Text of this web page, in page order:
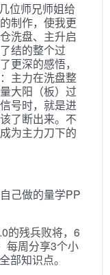
位师兄师姐给
制作，使我更
洗盘、主升启
结的整个过
更深的感悟，
主力在洗盘整
大阳（板）过
号时，就是进
了断出来。不
为主力刀下的
己做的量学PP
的残兵败将，6
每周分享3个小
部知识点。